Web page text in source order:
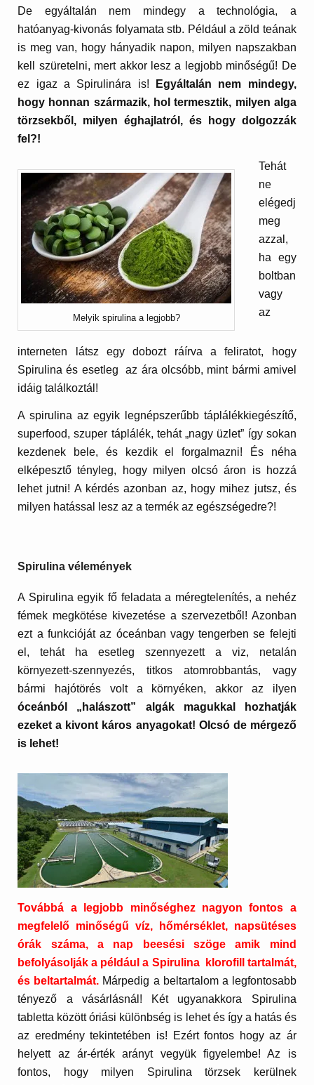
De egyáltalán nem mindegy a technológia, a
hatóanyag-kivonás folyamata stb. Például a zöld teának
is meg van, hogy hányadik napon, milyen napszakban
kell szüretelni, mert akkor lesz a legjobb minőségű! De
ez igaz a Spirulinára is!
Egyáltalán nem mindegy,
hogy honnan származik, hol termesztik, milyen alga
törzsekből, milyen éghajlatról, és hogy dolgozzák
fel?!
Melyik spirulina a legjobb?
Tehát
ne
elégedj
meg
azzal,
ha egy
boltban
vagy
az
interneten látsz egy dobozt ráírva a feliratot, hogy
Spirulina és esetleg az ára olcsóbb, mint bármi amivel
idáig találkoztál!
A spirulina az egyik legnépszerűbb táplálékkiegészítő,
superfood, szuper táplálék, tehát „nagy üzlet” így sokan
kezdenek bele, és kezdik el forgalmazni! És néha
elképesztő tényleg, hogy milyen olcsó áron is hozzá
lehet jutni! A kérdés azonban az, hogy mihez jutsz, és
milyen hatással lesz az a termék az egészségedre?!
Spirulina vélemények
A Spirulina egyik fő feladata a méregtelenítés, a nehéz
fémek megkötése kivezetése a szervezetből! Azonban
ezt a funkcióját az óceánban vagy tengerben se felejti
el, tehát ha esetleg szennyezett a viz, netalán
környezett-szennyezés, titkos atomrobbantás, vagy
bármi hajótörés volt a környéken, akkor az ilyen
óceánból „halászott” algák magukkal hozhatják
ezeket a kivont káros anyagokat! Olcsó de mérgező
is lehet!
Továbbá a legjobb minőséghez nagyon fontos a
megfelelő minőségű víz, hőmérséklet, napsütéses
órák száma, a nap beesési szöge amik mind
befolyásolják a például a Spirulina klorofill tartalmát,
és beltartalmát. Márpedig a beltartalom a legfontosabb
tényező a vásárlásnál! Két ugyanakkora Spirulina
tabletta között óriási különbség is lehet és így a hatás és
az eredmény tekintetében is! Ezért fontos hogy az ár
helyett az ár-érték arányt vegyük figyelembe! Az is
fontos, hogy milyen Spirulina törzsek kerülnek